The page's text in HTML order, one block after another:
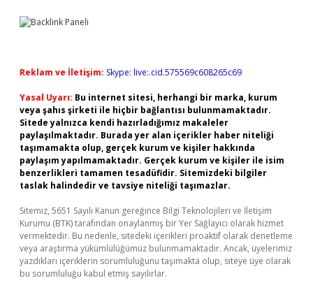
Reklam ve İletişim: Skype: live:.cid.575569c608265c69
Yasal Uyarı: Bu internet sitesi, herhangi bir marka, kurum
veya şahıs şirketi ile hiçbir bağlantısı bulunmamaktadır.
Sitede yalnızca kendi hazırladığımız makaleler
paylaşılmaktadır. Burada yer alan içerikler haber niteliği
taşımamakta olup, gerçek kurum ve kişiler hakkında
paylaşım yapılmamaktadır. Gerçek kurum ve kişiler ile isim
benzerlikleri tamamen tesadüfidir. Sitemizdeki bilgiler
taslak halindedir ve tavsiye niteliği taşımazlar.
Sitemiz, 5651 Sayılı Kanun gereğince Bilgi Teknolojileri ve İletişim
Kurumu (BTK) tarafından onaylanmış bir Yer Sağlayıcı olarak hizmet
vermektedir. Bu nedenle, sitedeki içerikleri proaktif olarak denetleme
veya araştırma yükümlülüğümüz bulunmamaktadır. Ancak, üyelerimiz
yazdıkları içeriklerin sorumluluğunu taşımakta olup, siteye üye olarak
bu sorumluluğu kabul etmiş sayılırlar.